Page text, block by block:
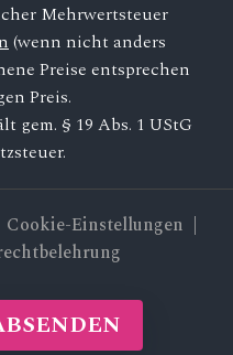
Mehrwertsteuer
(wenn nicht anders
Preise entsprechen
Preis.
gem. § 19 Abs. 1 UStG
Cookie-Einstellungen |